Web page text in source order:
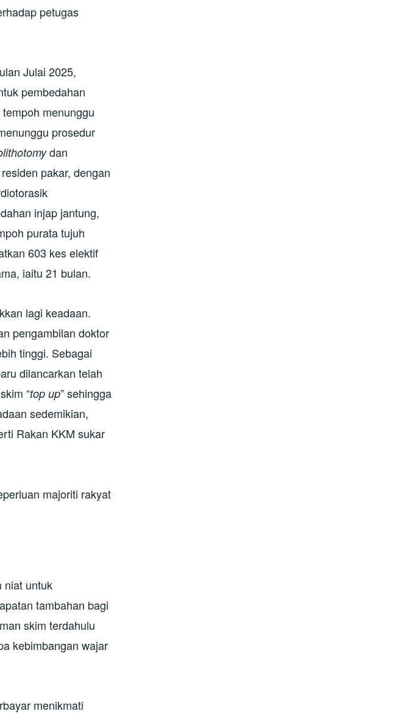
petugas
Julai 2025,
pembedahan
menunggu
prosedur
dan
pakar, dengan
injap jantung,
purata tujuh
603 kes elektif
iaitu 21 bulan.
lagi keadaan.
pengambilan doktor
tinggi. Sebagai
dilancarkan telah
“top up” sehingga
sedemikian,
Rakan KKM sukar
majoriti rakyat
niat untuk
tambahan bagi
skim terdahulu
kebimbangan wajar
menikmati